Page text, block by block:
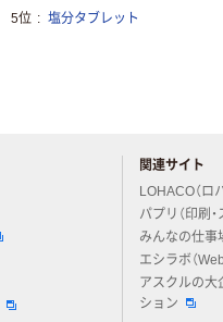
5位 塩分タブレット
関連サイト
LOHACO（ロ
パプリ（印刷・
みんなの仕事
エシラボ（
アスクルの大
ション